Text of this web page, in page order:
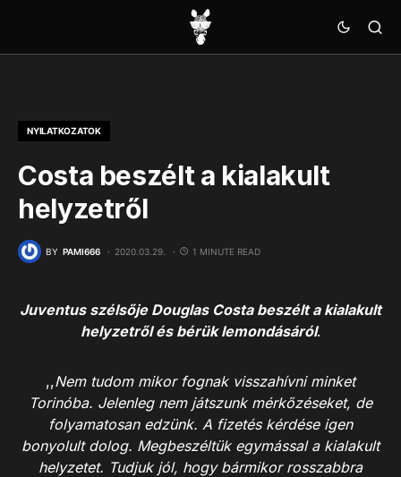
NYILATKOZATOK
Costa beszélt a kialakult
helyzetről
BY PAMI666 2020.03.29. 1 MINUTE READ
Juventus szélsője Douglas Costa beszélt a kialakult
helyzetről és bérük lemondásáról.
,,Nem tudom mikor fognak visszahívni minket
Torinóba. Jelenleg nem játszunk mérkőzéseket, de
folyamatosan edzünk. A fizetés kérdése igen
bonyolult dolog. Megbeszéltük egymással a kialakult
helyzetet. Tudjuk jól, hogy bármikor rosszabbra